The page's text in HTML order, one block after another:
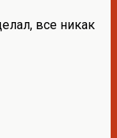
все никак